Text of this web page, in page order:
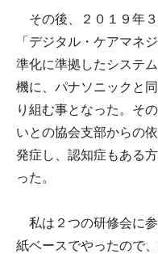
その後、２０１９年
「デジタル・ケアマネ
準化に準拠したシステ
機に、パナソニックと
り組む事となった。そ
いとの協会支部からの
発症し、認知症もある
った。
私は２つの研修会に
紙ベースでやったので